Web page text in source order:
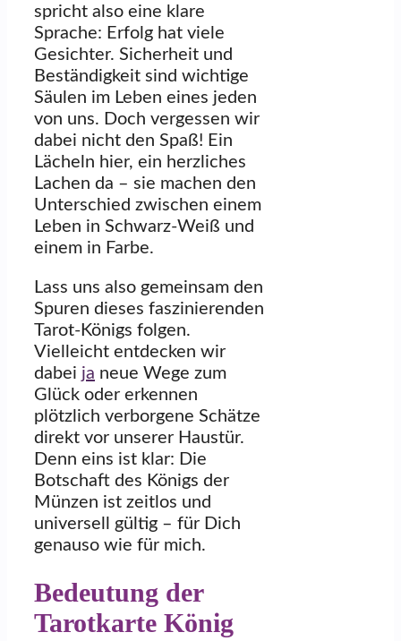
spricht also eine klare
Sprache: Erfolg hat viele
Gesichter. Sicherheit und
Beständigkeit sind wichtige
Säulen im Leben eines jeden
von uns. Doch vergessen wir
dabei nicht den Spaß! Ein
Lächeln hier, ein herzliches
Lachen da – sie machen den
Unterschied zwischen einem
Leben in Schwarz-Weiß und
einem in Farbe.
Lass uns also gemeinsam den
Spuren dieses faszinierenden
Tarot-Königs folgen.
Vielleicht entdecken wir
dabei ja neue Wege zum
Glück oder erkennen
plötzlich verborgene Schätze
direkt vor unserer Haustür.
Denn eins ist klar: Die
Botschaft des Königs der
Münzen ist zeitlos und
universell gültig – für Dich
genauso wie für mich.
Bedeutung der
Tarotkarte König